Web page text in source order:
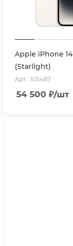
Apple iPhone 14
(Starlight)
Арт.: 105487
54 500 ₽/шт